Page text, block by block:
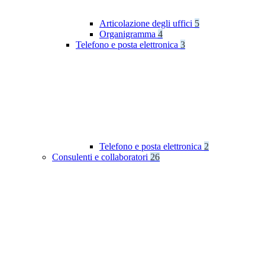
Articolazione degli uffici 5
Organigramma 4
Telefono e posta elettronica 3
Telefono e posta elettronica 2
Consulenti e collaboratori 26